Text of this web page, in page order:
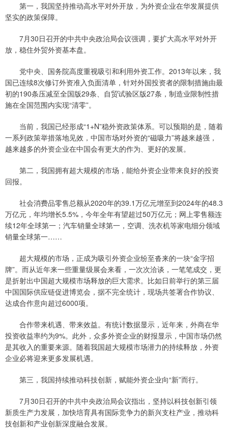
第一，我国坚持推动高水平对外开放，为外资企业在华发展提供
坚实的政策保障。
7月30日召开的中共中央政治局会议强调，要扩大高水平对外开
放，稳住外贸外资基本盘。
党中央、国务院高度重视吸引和利用外资工作。2013年以来，我
国已连续8次修订外资准入负面清单，针对外国投资者的限制措施由最
初的190条压减至全国版29条、自贸试验区版27条，制造业限制性措
施在全国范围内实现“清零”。
当前，我国已经形成“1+N”稳外资政策体系。可以预期的是，随着
一系列政策举措落地见效，中国市场对外资的“磁吸力”将越来越强，
越来越多的外资企业在中国会有更大的作为、更好的发展。
第二，我国拥有超大规模的市场，能给外资企业带来良好的投资
回报。
社会消费品零售总额从2020年的39.1万亿元增至到2024年的48.3
万亿元，年均增长5.5%，今年全年有望超过50万亿元；网上零售额连
续12年全球第一；汽车销量全球第一，空调、洗衣机等家电细分领域
销量全球第一……
超大规模的市场，正成为吸引外资企业纷至沓来的一块“金字招
牌”。而从近年来一些重量级展会来看，一次次洽谈，一笔笔成交，更
是折射出中国超大规模市场释放的巨大需求。比如日前举行的第三届
中国国际供应链促进博览会，据不完全统计，现场共签署合作协议、
达成合作意向超过6000项。
合作带来机遇、带来效益。有统计数据显示，近年来，外商在华
投资收益率约为9%。此外，众多外资企业的财报显示，中国市场仍然
是其收入的重要来源。随着我国超大规模市场潜力的持续释放，外资
企业必将迎来更多发展机遇。
第三，我国持续推动科技创新，赋能外资企业向“新”而行。
7月30日召开的中共中央政治局会议指出，坚持以科技创新引领
新质生产力发展，加快培育具有国际竞争力的新兴支柱产业，推动科
技创新和产业创新深度融合发展。